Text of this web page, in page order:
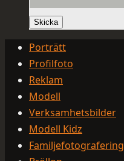
Skicka
Porträtt
Profilfoto
Reklam
Modell
Verksamhetsbilder
Modell Kidz
Familjefotografering